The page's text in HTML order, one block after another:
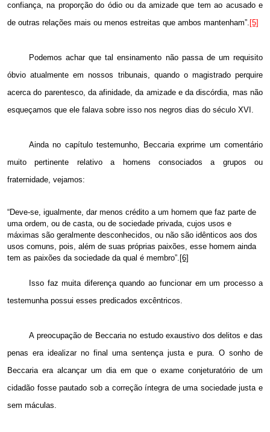
confiança, na proporção do ódio ou da amizade que tem ao acusado e
de outras relações mais ou menos estreitas que ambos mantenham”. [5]
Podemos achar que tal ensinamento não passa de um requisito
óbvio atualmente em nossos tribunais, quando o magistrado perquire
acerca do parentesco, da afinidade, da amizade e da discórdia, mas não
esqueçamos que ele falava sobre isso nos negros dias do século XVI.
Ainda no capítulo testemunho, Beccaria exprime um comentário
muito pertinente relativo a homens consociados a grupos ou
fraternidade, vejamos:
“Deve-se, igualmente, dar menos crédito a um homem que faz parte de
uma ordem, ou de casta, ou de sociedade privada, cujos usos e
máximas são geralmente desconhecidos, ou não são idênticos aos dos
usos comuns, pois, além de suas próprias paixões, esse homem ainda
tem as paixões da sociedade da qual é membro”. [6]
Isso faz muita diferença quando ao funcionar em um processo a
testemunha possui esses predicados excêntricos.
A preocupação de Beccaria no estudo exaustivo dos delitos e das
penas era idealizar no final uma sentença justa e pura. O sonho de
Beccaria era alcançar um dia em que o exame conjeturatório de um
cidadão fosse pautado sob a correção íntegra de uma sociedade justa e
sem máculas.